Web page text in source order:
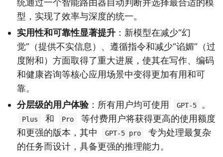
统通过一个智能路由器自动判断并选择最合适的模
型，实现了效率与深度的统一。
实用性和可靠性显著提升 ：新模型在减少“幻
觉”（提供不实信息）、遵循指令和减少“谄媚”（过
度附和）方面取得了重大进展，使其在写作、编码
和健康咨询等核心应用场景中变得更加有用和可
靠。
分层级的用户体验：所有用户均可使用 GPT-5 。
Plus 和 Pro
等付费用户将获得更高的使用额度
和更强的版本，其中
GPT-5 pro
专为处理最复杂
的任务而设计，具备更强的推理能力。